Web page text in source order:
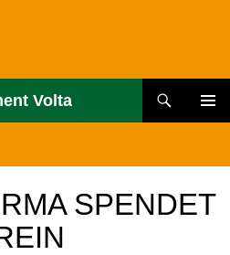
Volta
SPENDET